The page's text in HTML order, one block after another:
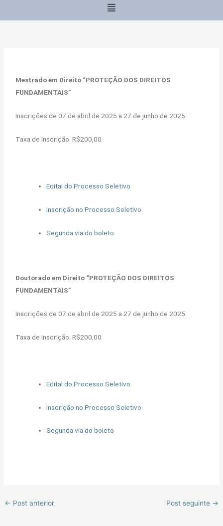
Menu
Mestrado em Direito “PROTEÇÃO DOS DIREITOS
FUNDAMENTAIS”
Inscrições de 07 de abril de 2025 a 27 de junho de 2025
Taxa de Inscrição: R$200,00
Edital do Processo Seletivo
Inscrição no Processo Seletivo
Segunda via do boleto
Doutorado em Direito “PROTEÇÃO DOS DIREITOS
FUNDAMENTAIS”
Inscrições de 07 de abril de 2025 a 27 de junho de 2025
Taxa de Inscrição: R$200,00
Edital do Processo Seletivo
Inscrição no Processo Seletivo
Segunda via do boleto
← Post anterior Post seguinte →